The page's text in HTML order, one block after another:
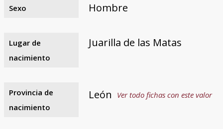
Sexo Hombre
Lugar de
nacimiento
Juarilla de las Matas
Provincia de
nacimiento
León Ver todo fichas con este valor